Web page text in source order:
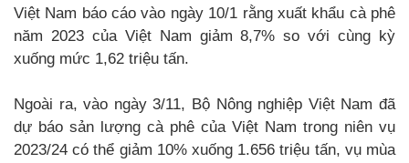
Việt Nam báo cáo vào ngày 10/1 rằng xuất khẩu cà phê
năm 2023 của Việt Nam giảm 8,7% so với cùng kỳ
xuống mức 1,62 triệu tấn.
Ngoài ra, vào ngày 3/11, Bộ Nông nghiệp Việt Nam đã
dự báo sản lượng cà phê của Việt Nam trong niên vụ
2023/24 có thể giảm 10% xuống 1.656 triệu tấn, vụ mùa